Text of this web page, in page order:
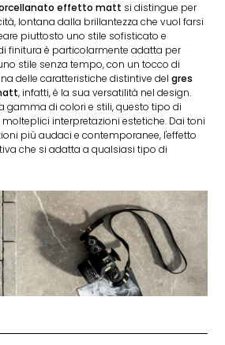
effetto matt si distingue per
lontana dalla brillantezza che vuol farsi
piuttosto uno stile sofisticato e
finitura è particolarmente adatta per
stile senza tempo, con un tocco di
delle caratteristiche distintive delgres
, infatti, è la sua versatilità nel design.
gamma di colori e stili, questo tipo di
interpretazioni estetiche. Dai toni
più audaci e contemporanee, l'effetto
che si adatta a qualsiasi tipo di